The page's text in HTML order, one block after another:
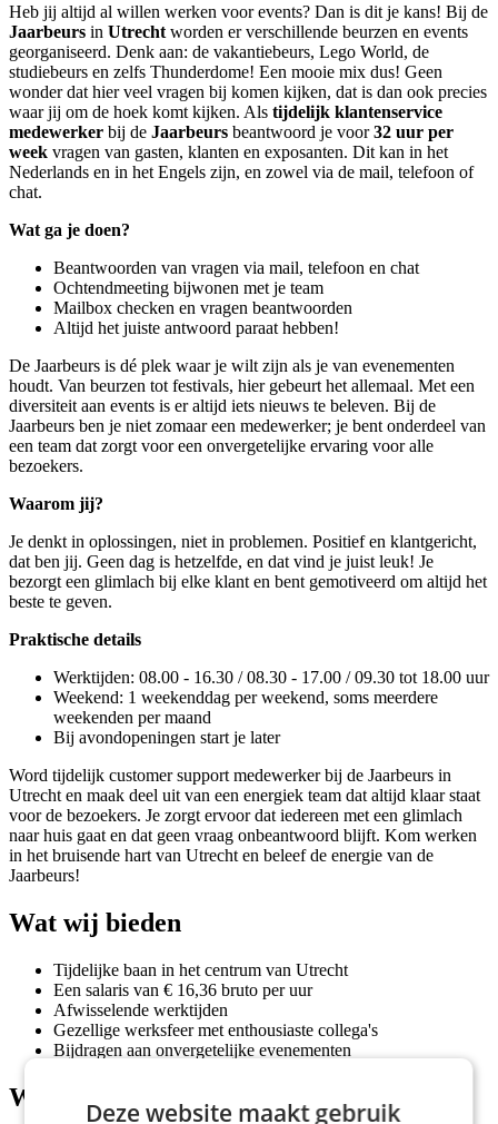
Heb jij altijd al willen werken voor events? Dan is dit je kans! Bij de
Jaarbeurs in Utrecht worden er verschillende beurzen en events
georganiseerd. Denk aan: de vakantiebeurs, Lego World, de
studiebeurs en zelfs Thunderdome! Een mooie mix dus! Geen
wonder dat hier veel vragen bij komen kijken, dat is dan ook precies
waar jij om de hoek komt kijken. Als tijdelijk klantenservice
medewerker bij de Jaarbeurs beantwoord je voor32 uur per
week vragen van gasten, klanten en exposanten. Dit kan in het
Nederlands en in het Engels zijn, en zowel via de mail, telefoon of
chat.
Wat ga je doen?
Beantwoorden van vragen via mail, telefoon en chat
Ochtendmeeting bijwonen met je team
Mailbox checken en vragen beantwoorden
Altijd het juiste antwoord paraat hebben!
De Jaarbeurs is dé plek waar je wilt zijn als je van evenementen
houdt. Van beurzen tot festivals, hier gebeurt het allemaal. Met een
diversiteit aan events is er altijd iets nieuws te beleven. Bij de
Jaarbeurs ben je niet zomaar een medewerker; je bent onderdeel van
een team dat zorgt voor een onvergetelijke ervaring voor alle
bezoekers.
Waarom jij?
Je denkt in oplossingen, niet in problemen. Positief en klantgericht,
dat ben jij. Geen dag is hetzelfde, en dat vind je juist leuk! Je
bezorgt een glimlach bij elke klant en bent gemotiveerd om altijd het
beste te geven.
Praktische details
Werktijden: 08.00 - 16.30 / 08.30 - 17.00 / 09.30 tot 18.00 uur
Weekend: 1 weekenddag per weekend, soms meerdere
weekenden per maand
Bij avondopeningen start je later
Word tijdelijk customer support medewerker bij de Jaarbeurs in
Utrecht en maak deel uit van een energiek team dat altijd klaar staat
voor de bezoekers. Je zorgt ervoor dat iedereen met een glimlach
naar huis gaat en dat geen vraag onbeantwoord blijft. Kom werken
in het bruisende hart van Utrecht en beleef de energie van de
Jaarbeurs!
Wat wij bieden
Tijdelijke baan in het centrum van Utrecht
Een salaris van € 16,36 bruto per uur
Afwisselende werktijden
Gezellige werksfeer met enthousiaste collega's
Bijdragen aan onvergetelijke evenementen
Wat wij vragen
Deze website maakt gebruik